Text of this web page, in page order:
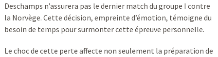
Deschamps n’assurera pas le dernier match du groupe I contre
la Norvège. Cette décision, empreinte d’émotion, témoigne du
besoin de temps pour surmonter cette épreuve personnelle.
Le choc de cette perte affecte non seulement la préparation de